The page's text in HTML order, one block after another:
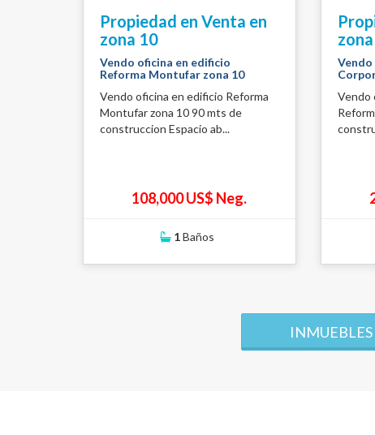
Propiedad en Venta en
zona 10
Vendo oficina en edificio
Reforma Montufar zona 10
Vendo oficina en edificio Reforma
Montufar zona 10 90 mts de
construccion Espacio ab...
108,000 US$ Neg.
1Baños
Vendo
Vendo